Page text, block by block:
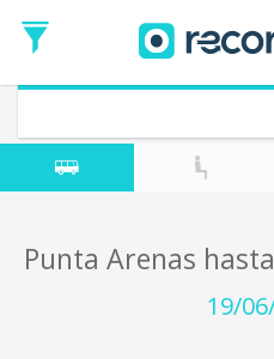
de
Ida
Vuelta (opcional)
Fecha
de
Punta Arenas
19/